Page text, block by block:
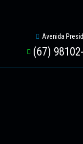
Avenida
(67)